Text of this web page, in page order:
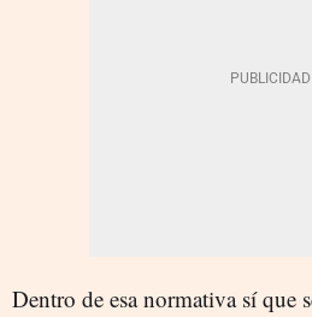
Dentro de esa normativa sí que